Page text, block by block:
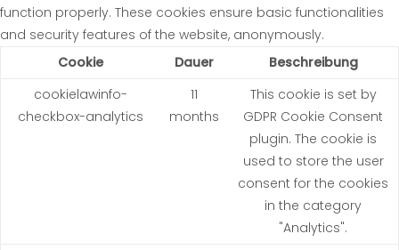
function properly. These cookies ensure basic functionalities
and security features of the website, anonymously.
Cookie
Dauer
Beschreibung
cookielawinfo-
checkbox-analytics
11
months
This cookie is set by
GDPR Cookie Consent
plugin. The cookie is
used to store the user
consent for the cookies
in the category
"Analytics".